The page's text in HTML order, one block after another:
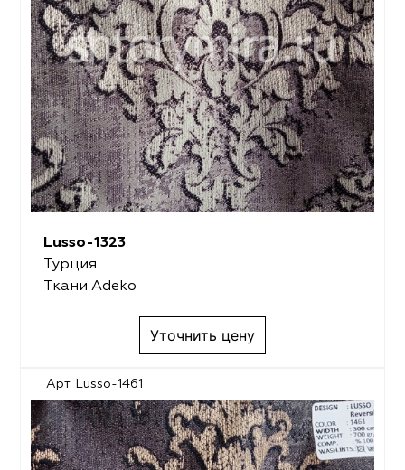
Lusso-1323
Турция
Ткани Adeko
Уточнить цену
Арт. Lusso-1461